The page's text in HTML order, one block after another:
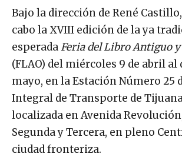
Bajo la dirección de René
cabo la XVIII edición de la ya
esperadaFeria del Libro Antiguo y
(FLAO) del miércoles 9 de abril al
mayo, en la Estación Número 25
Integral de Transporte de Tijuana
localizada en Avenida
Segunda y Tercera, en pleno
ciudad fronteriza.